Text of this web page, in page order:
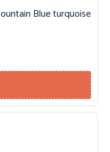
Blue turquoise